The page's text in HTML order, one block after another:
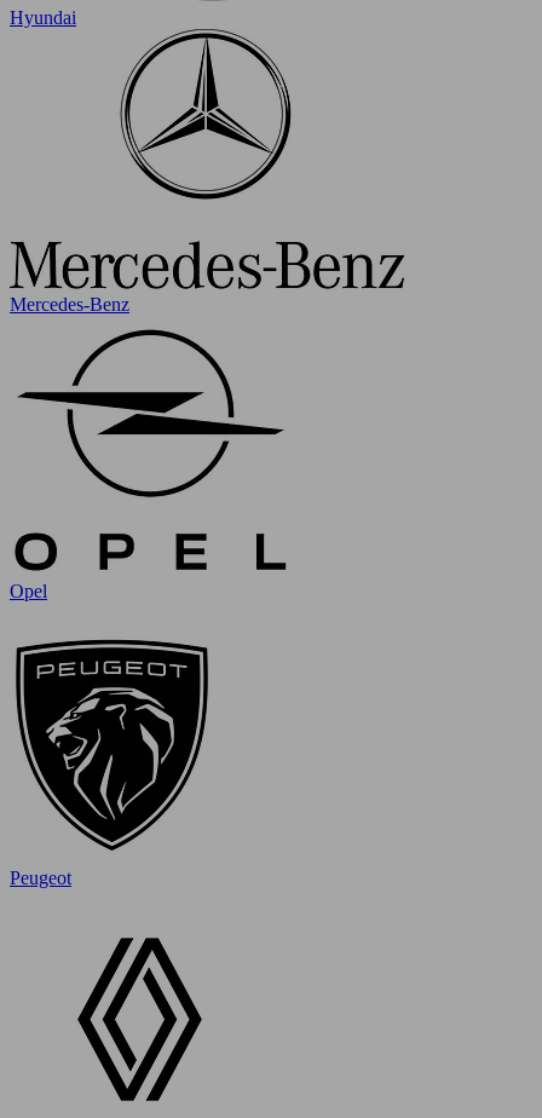
Hyundai
Mercedes-Benz
Opel
Peugeot